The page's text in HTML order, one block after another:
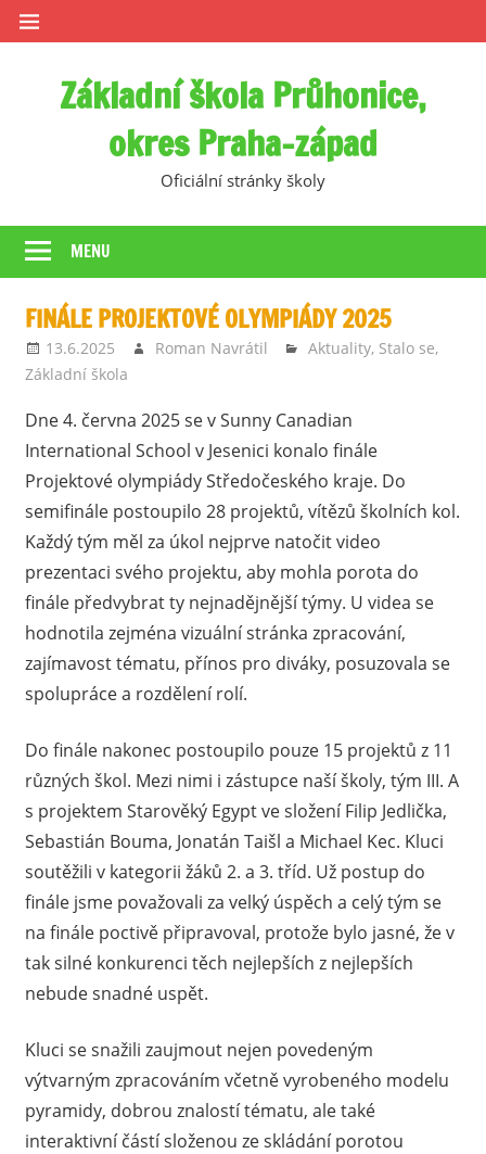
Skip
to
Základní škola Průhonice,
okres Praha-západ
Oficiální stránky školy
MENU
FINÁLE PROJEKTOVÉ OLYMPIÁDY 2025
13.6.2025 Roman Navrátil Aktuality, Stalo se,
Základní škola
Dne 4. června 2025 se v Sunny Canadian
International School v Jesenici konalo finále
Projektové olympiády Středočeského kraje. Do
semifinále postoupilo 28 projektů, vítězů školních kol.
Každý tým měl za úkol nejprve natočit video
prezentaci svého projektu, aby mohla porota do
finále předvybrat ty nejnadějnější týmy. U videa se
hodnotila zejména vizuální stránka zpracování,
zajímavost tématu, přínos pro diváky, posuzovala se
spolupráce a rozdělení rolí.
Do finále nakonec postoupilo pouze 15 projektů z 11
různých škol. Mezi nimi i zástupce naší školy, tým III. A
s projektem Starověký Egypt ve složení Filip Jedlička,
Sebastián Bouma, Jonatán Taišl a Michael Kec. Kluci
soutěžili v kategorii žáků 2. a 3. tříd. Už postup do
finále jsme považovali za velký úspěch a celý tým se
na finále poctivě připravoval, protože bylo jasné, že v
tak silné konkurenci těch nejlepších z nejlepších
nebude snadné uspět.
Kluci se snažili zaujmout nejen povedeným
výtvarným zpracováním včetně vyrobeného modelu
pyramidy, dobrou znalostí tématu, ale také
interaktivní částí složenou ze skládání porotou